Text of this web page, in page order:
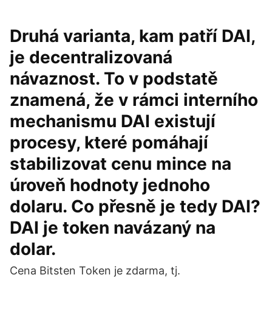
Druhá varianta, kam patří DAI,
je decentralizovaná
návaznost. To v podstatě
znamená, že v rámci interního
mechanismu DAI existují
procesy, které pomáhají
stabilizovat cenu mince na
úroveň hodnoty jednoho
dolaru. Co přesně je tedy DAI?
DAI je token navázaný na
dolar.
Cena Bitsten Token je zdarma, tj.